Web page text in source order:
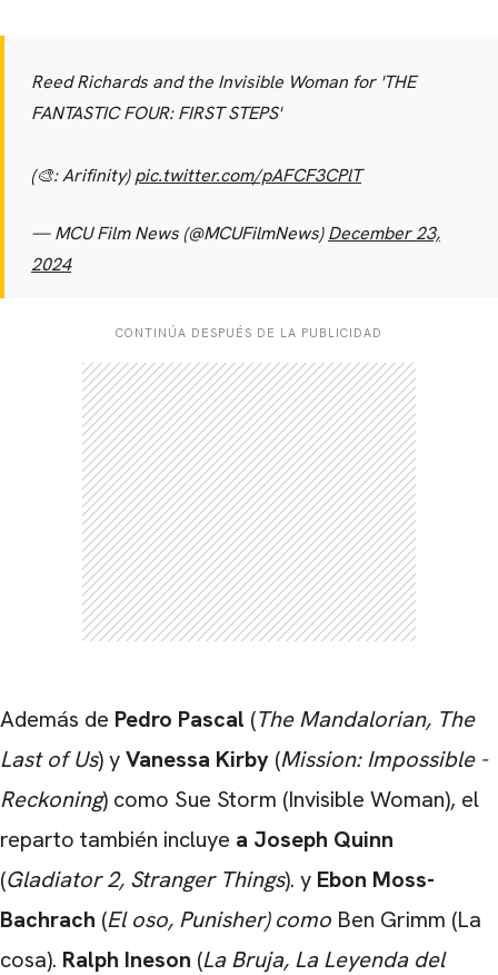
Reed Richards and the Invisible Woman for 'THE
FANTASTIC FOUR: FIRST STEPS'
(🎨: Arifinity)pic.twitter.com/pAFCF3CPlT
— MCU Film News (@MCUFilmNews)December 23,
2024
CONTINÚA DESPUÉS DE LA PUBLICIDAD
Además de Pedro Pascal (The Mandalorian, The
Last of Us) yVanessa Kirby (Mission: Impossible -
Reckoning) como Sue Storm (Invisible Woman), el
reparto también incluye a Joseph Quinn
(Gladiator 2, Stranger Things). y Ebon Moss-
Bachrach (El oso, Punisher) como Ben Grimm (La
cosa). Ralph Ineson (La Bruja, La Leyenda del